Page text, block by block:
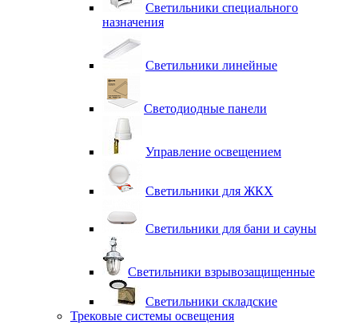
Светильники специального
назначения
Светильники линейные
Светодиодные панели
Управление освещением
Светильники для ЖКХ
Светильники для бани и сауны
Светильники взрывозащищенные
Светильники складские
Трековые системы освещения